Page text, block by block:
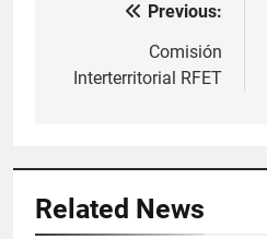
Navegación
Previous:
Comisión
Interterritorial RFET
Related News